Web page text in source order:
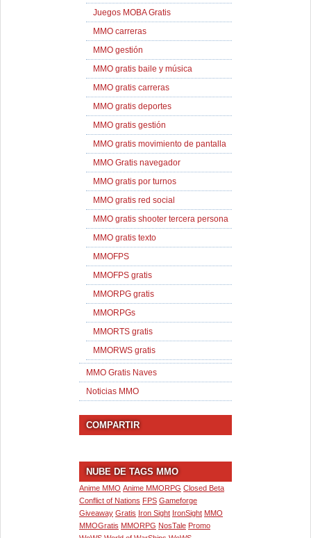
Juegos MOBA Gratis
MMO carreras
MMO gestión
MMO gratis baile y música
MMO gratis carreras
MMO gratis deportes
MMO gratis gestión
MMO gratis movimiento de pantalla
MMO Gratis navegador
MMO gratis por turnos
MMO gratis red social
MMO gratis shooter tercera persona
MMO gratis texto
MMOFPS
MMOFPS gratis
MMORPG gratis
MMORPGs
MMORTS gratis
MMORWS gratis
MMO Gratis Naves
Noticias MMO
COMPARTIR
NUBE DE TAGS MMO
Anime MMO Anime MMORPG Closed Beta
Conflict of Nations FPS Gameforge
Giveaway Gratis Iron Sight IronSight MMO
MMOGratis MMORPG NosTale Promo